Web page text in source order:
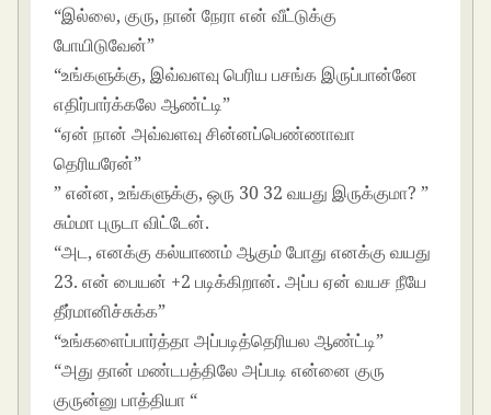
“இல்லை, குரு, நான் நேரா என் வீட்டுக்கு
போயிடுவேன்”
“உங்களுக்கு, இவ்வளவு பெரிய பசங்க இருப்பான்னே
எதிர்பார்க்கலே ஆண்ட்டி”
“ஏன் நான் அவ்வளவு சின்னப்பெண்ணாவா
தெரியரேன்”
” என்ன, உங்களுக்கு, ஒரு 30 32 வயது இருக்குமா? ”
சும்மா புருடா விட்டேன்.
“அட, எனக்கு கல்யாணம் ஆகும் போது எனக்கு வயது
23. என் பையன் +2 படிக்கிறான். அப்ப ஏன் வயச நீயே
தீர்மானிச்சுக்க”
“உங்களைப்பார்த்தா அப்படித்தெரியல ஆண்ட்டி”
“அது தான் மண்டபத்திலே அப்படி என்னை குரு
குருன்னு பாத்தியா “